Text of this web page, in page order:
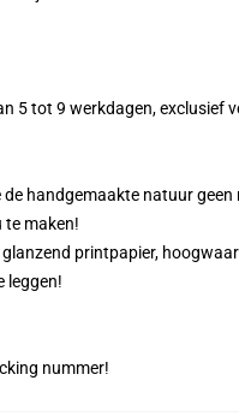
5 tot 9 werkdagen, exclusief
handgemaakte natuur
te maken!
printpapier,
leggen!
nummer!